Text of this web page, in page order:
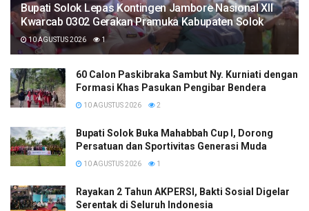
Bupati Solok Lepas Kontingen Jambore Nasional XII
Kwarcab 0302 Gerakan Pramuka Kabupaten Solok
10 AGUSTUS 2026 1
60 Calon Paskibraka Sambut Ny. Kurniati dengan
Formasi Khas Pasukan Pengibar Bendera
10 AGUSTUS 2026 2
Bupati Solok Buka Mahabbah Cup I, Dorong
Persatuan dan Sportivitas Generasi Muda
10 AGUSTUS 2026 1
Rayakan 2 Tahun AKPERSI, Bakti Sosial Digelar
Serentak di Seluruh Indonesia